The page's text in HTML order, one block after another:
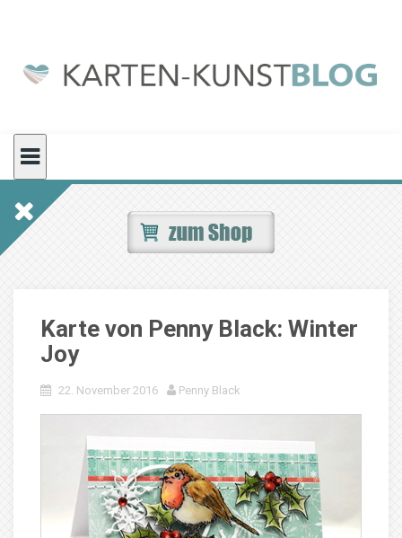
Karte von Penny Black: Winter
Joy
22. November 2016 Penny Black